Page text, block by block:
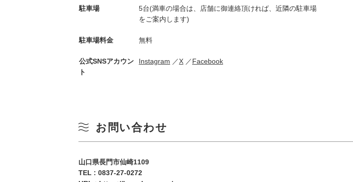
駐車場
5台(満車の場合は、店舗に御連絡頂ければ、近隣の駐車場
をご案内します)
駐車場料金 無料
公式SNSアカウン
ト
Instagram X Facebook
お問い合わせ
山口県長門市仙崎1109
TEL : 0837-27-0272